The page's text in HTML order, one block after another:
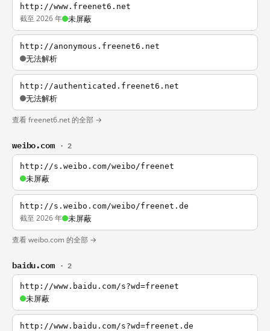
http://www.freenet6.net
截至 2026 年 未屏蔽
http://anonymous.freenet6.net
无法解析
http://authenticated.freenet6.net
无法解析
查看 freenet6.net 的全部 →
weibo.com · 2
http://s.weibo.com/weibo/freenet
未屏蔽
http://s.weibo.com/weibo/freenet.de
截至 2026 年 未屏蔽
查看 weibo.com 的全部 →
baidu.com · 2
http://www.baidu.com/s?wd=freenet
未屏蔽
http://www.baidu.com/s?wd=freenet.de